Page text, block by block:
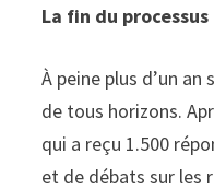
La fin du processus
À peine plus d’un
de tous horizons.
qui a reçu 1.500
et de débats sur les